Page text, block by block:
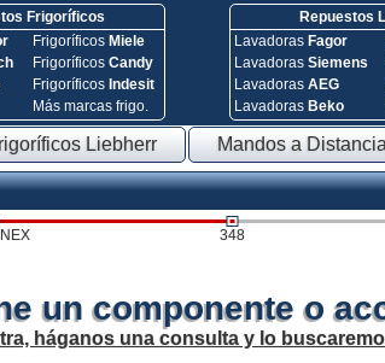
Frigoríficos
Frigoríficos Miele
FrigoríficosCandy
Frigoríficos Indesit
Más marcas frigo.
Repuestos
Lavadoras Fagor
Lavadoras Siemens
Lavadoras AEG
Lavadoras Beko
Liebherr Mandos a Distancia
348
un componente o
háganos una consulta y lo